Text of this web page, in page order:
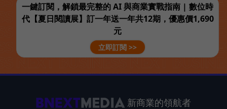
一鍵訂閱，解鎖最完整的 AI 與商業實戰指南 | 數位時
代【夏日閱讀展】訂一年送一年共12期，優惠價1,690
元
立即訂閱 >>
新商業的領航者